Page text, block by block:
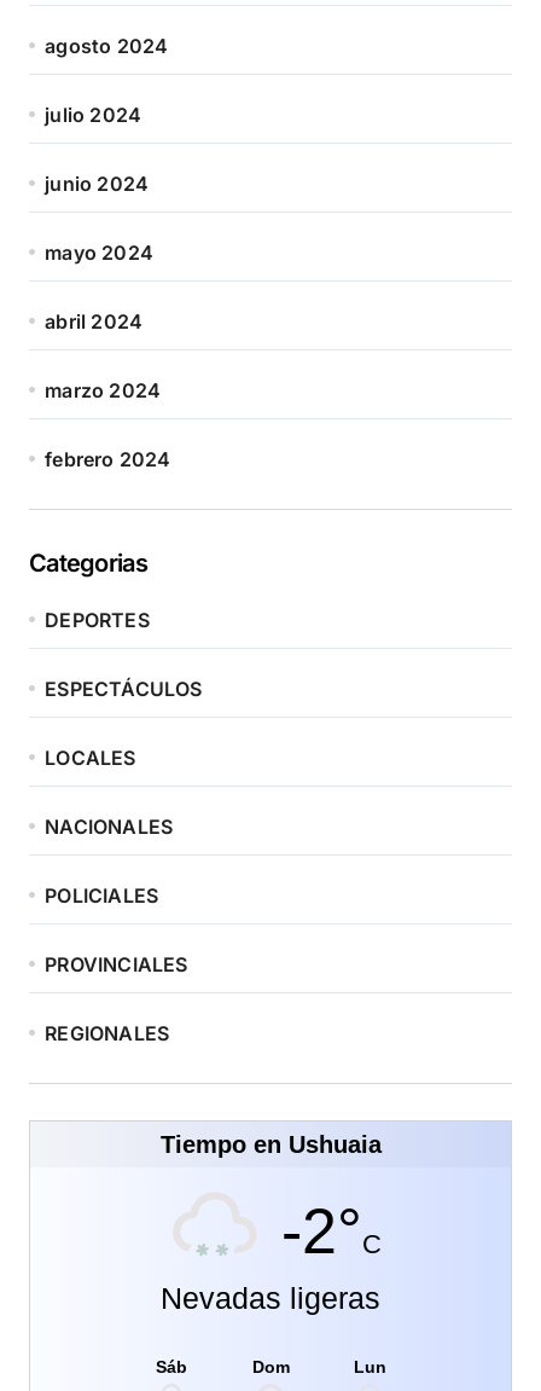
agosto 2024
julio 2024
junio 2024
mayo 2024
abril 2024
marzo 2024
febrero 2024
Categorias
DEPORTES
ESPECTÁCULOS
LOCALES
NACIONALES
POLICIALES
PROVINCIALES
REGIONALES
Tiempo en Ushuaia
-2°C
Nevadas ligeras
Sáb Dom Lun